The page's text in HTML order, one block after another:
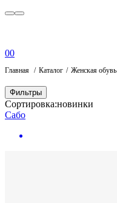
00
Главная Каталог Женская обувь
Фильтры
Сортировка:новинки
Сабо